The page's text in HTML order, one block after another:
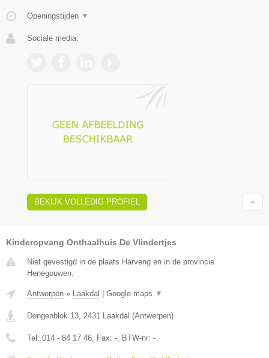
Openingstijden ▼
Sociale media:
BEKIJK VOLLEDIG PROFIEL
Kinderopvang Onthaalhuis De Vlindertjes
Niet gevestigd in de plaats Harveng en in de provincie
Henegouwen.
Antwerpen » Laakdal Google maps ▼
Dongenblok 13, 2431 Laakdal (Antwerpen)
Tel: 014 - 84 17 46, Fax: -, BTW-nr: -